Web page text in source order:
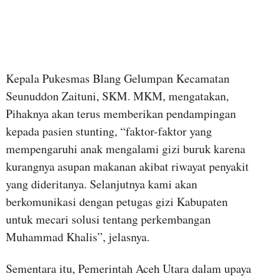
Kepala Pukesmas Blang Gelumpan Kecamatan
Seunuddon Zaituni, SKM. MKM, mengatakan,
Pihaknya akan terus memberikan pendampingan
kepada pasien stunting, “faktor-faktor yang
mempengaruhi anak mengalami gizi buruk karena
kurangnya asupan makanan akibat riwayat penyakit
yang dideritanya. Selanjutnya kami akan
berkomunikasi dengan petugas gizi Kabupaten
untuk mecari solusi tentang perkembangan
Muhammad Khalis”, jelasnya.
Sementara itu, Pemerintah Aceh Utara dalam upaya